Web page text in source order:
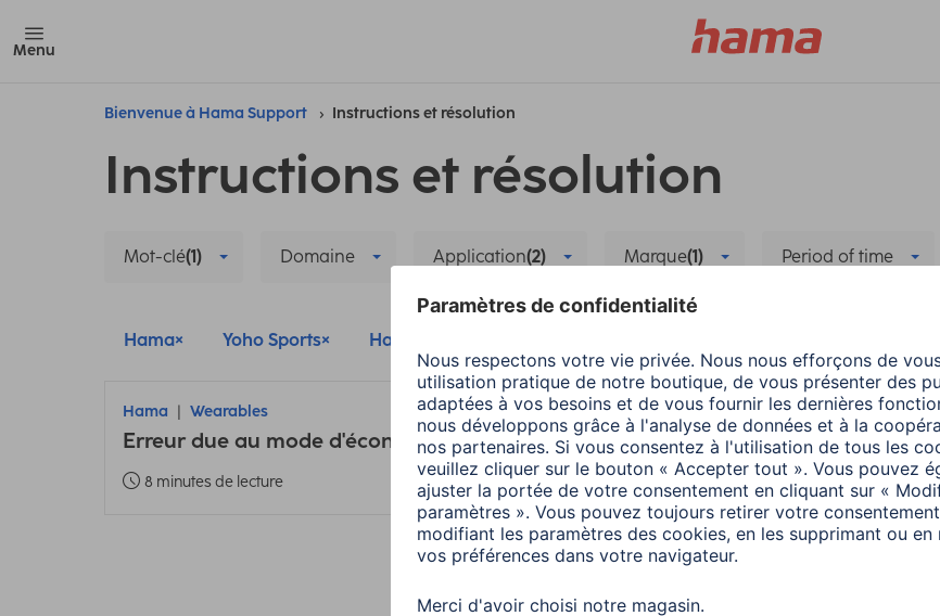
Menu
Bienvenue à Hama Support Instructions et résolution
Instructions et résolution
Mot-clé(1) Domaine Application(2) Marque(1) Period of time
Hama Yoho Sports Hama FIT
Hama Wearables
Erreur due au mode d'économie d'énergie
8 minutes de lecture
Hama Wearables
La bonne
1 minutes de lecture